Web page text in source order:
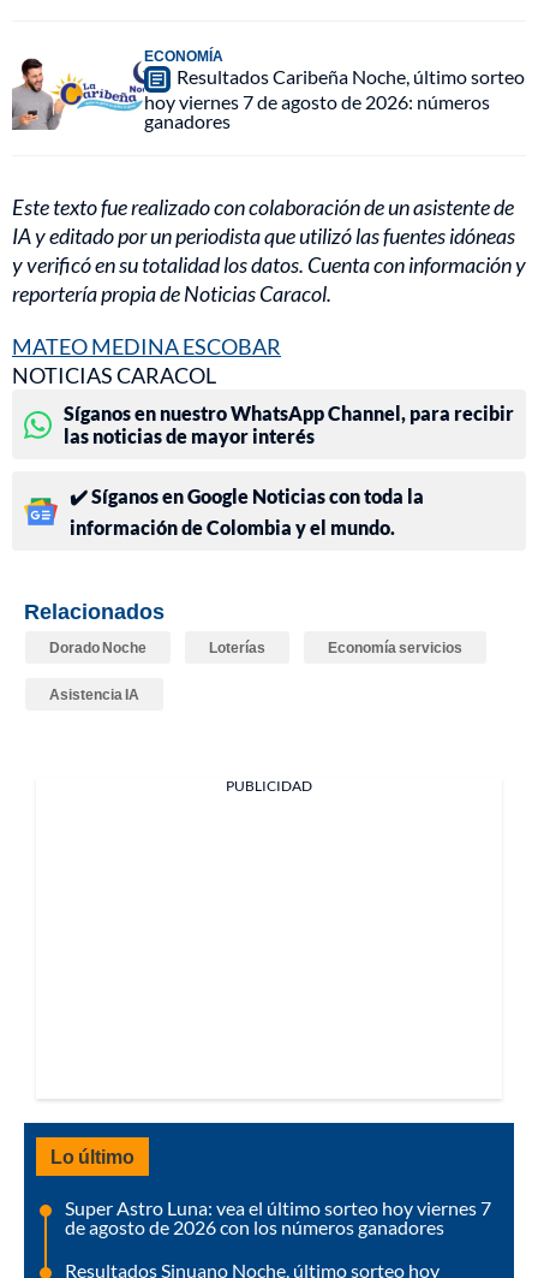
ECONOMÍA
Resultados Caribeña Noche, último sorteo
hoy viernes 7 de agosto de 2026: números
ganadores
Este texto fue realizado con colaboración de un asistente de
IA y editado por un periodista que utilizó las fuentes idóneas
y verificó en su totalidad los datos. Cuenta con información y
reportería propia de Noticias Caracol.
MATEO MEDINA ESCOBAR
NOTICIAS CARACOL
Síganos en nuestro WhatsApp Channel, para recibir
las noticias de mayor interés
✔️ Síganos en Google Noticias con toda la
información de Colombia y el mundo.
Relacionados
Dorado Noche Loterías Economía servicios
Asistencia IA
PUBLICIDAD
Lo último
Super Astro Luna: vea el último sorteo hoy viernes 7
de agosto de 2026 con los números ganadores
Resultados Sinuano Noche, último sorteo hoy